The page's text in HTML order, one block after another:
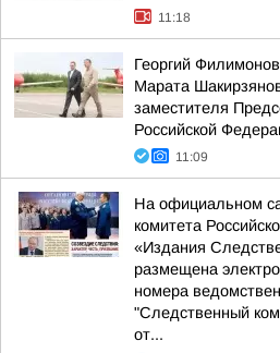
11:18
Георгий
Марата
заместителя
Российской
11:09
На официальном
комитета
«Издания
размещена
номера
"Следственный
от...